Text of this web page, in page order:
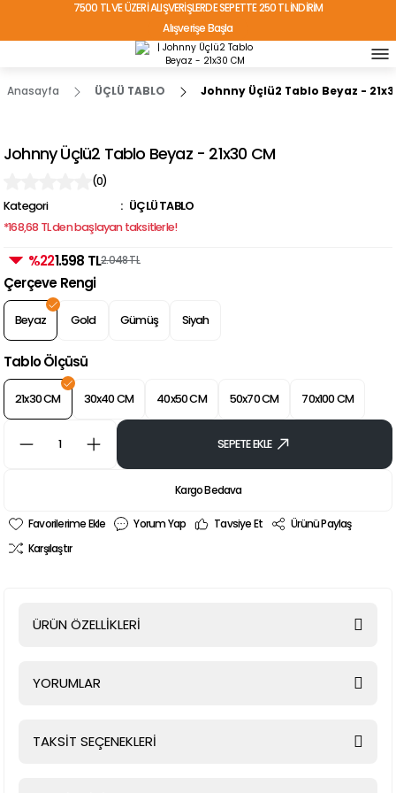
7500 TL VE ÜZERİ ALIŞVERİŞLERDE SEPETTE 250 TL İNDİRİM
Alışverişe Başla
TÜRKİYE'NİN HER YERİNE ÜCRETSİZ KARGO!
Anasayfa ÜÇLÜ TABLO Johnny Üçlü2 Tablo Beyaz -
Johnny Üçlü2 Tablo Beyaz - 21x30 CM
(0)
Kategori
ÜÇLÜ TABLO
*168,68 TL den başlayan taksitlerle!
%221.598 TL2.048 TL
Çerçeve Rengi
Beyaz Gold Gümüş Siyah
Tablo Ölçüsü
21x30 CM 30x40 CM 40x50 CM 50x70 CM 70x100 CM
SEPETE EKLE
Kargo Bedava
Yorum Yap Tavsiye Et
Ürünü Paylaş
Karşılaştır
ÜRÜN ÖZELLİKLERİ
YORUMLAR
TAKSİT SEÇENEKLERİ